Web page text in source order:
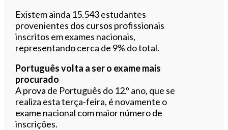
Existem ainda 15.543 estudantes
provenientes dos cursos profissionais
inscritos em exames nacionais,
representando cerca de 9% do total.
Português volta a ser o exame mais
procurado
A prova de Português do 12.º ano, que se
realiza esta terça-feira, é novamente o
exame nacional com maior número de
inscrições.